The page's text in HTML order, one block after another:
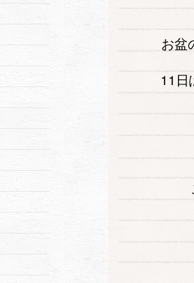
お盆
11日